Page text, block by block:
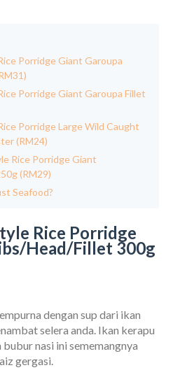
Porridge Giant Garoupa
Porridge Giant Garoupa Fillet
Porridge Large Wild Caught
(RM24)
Rice Porridge Giant
(RM29)
Seafood?
Rice Porridge
Head/Fillet 300g
dengan sup dari ikan
selera anda. Ikan kerapu
nasi ini sememangnya
gergasi.